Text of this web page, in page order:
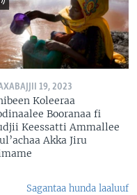
19, 2023
Koleeraa
Booranaa fi
Keessatti Ammallee
Akka Jiru
Sagantaa hunda laaluuf